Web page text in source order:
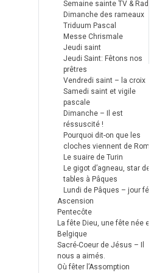
Semaine sainte TV & Radio
Dimanche des rameaux
Triduum Pascal
Messe Chrismale
Jeudi saint
Jeudi Saint: Fêtons nos
prêtres
Vendredi saint – la croix
Samedi saint et vigile
pascale
Dimanche – Il est
réssuscité !
Pourquoi dit-on que les
cloches viennent de Rome ?
Le suaire de Turin
Le gigot d’agneau, star des
tables à Pâques
Lundi de Pâques – jour férié
Ascension
Pentecôte
La fête Dieu, une fête née en
Belgique
Sacré-Coeur de Jésus – Il
nous a aimés.
Où fêter l’Assomption